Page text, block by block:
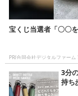
宝くじ当選者「〇〇
PR(合同会社デジタルファーム
3分
持ち